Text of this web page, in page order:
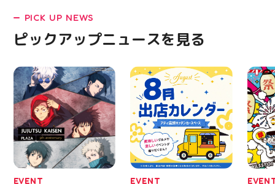
LATEST!
ピックアップニュース
PICK UP NEWS
ピックアップニュースを見る
EVENT EVENT